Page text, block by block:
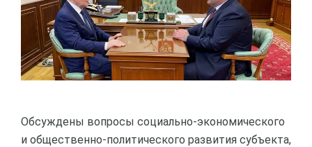
Обсуждены вопросы социально-экономического
и общественно-политического развития субъекта,